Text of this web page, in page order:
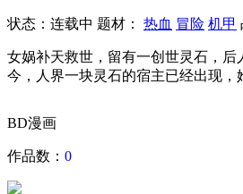
状态： 连载中 题材： 热血 冒险 机甲
女娲补天救世，留有一创世灵石，
今，人界一块灵石的宿主已经出现
BD漫画
作品数： 0